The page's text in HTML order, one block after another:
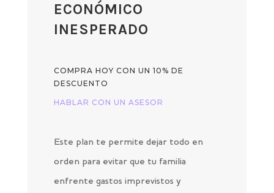
ECONÓMICO
INESPERADO
COMPRA HOY CON UN 10% DE
DESCUENTO
HABLAR CON UN ASESOR
Este plan te permite dejar todo en
orden para evitar que tu familia
enfrente gastos imprevistos y